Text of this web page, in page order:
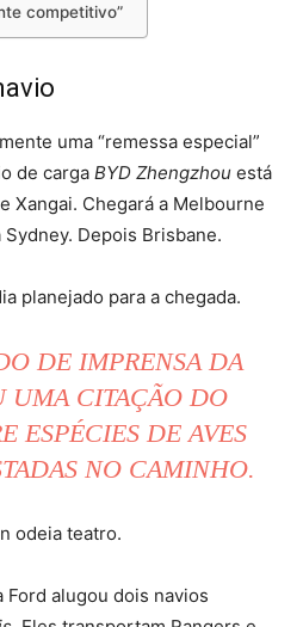
competitivo”
uma “remessa especial”
de carga BYD Zhengzhou está
Xangai. Chegará a Melbourne
Depois Brisbane.
planejado para a chegada.
DE IMPRENSA DA
UMA CITAÇÃO DO
ESPÉCIES DE AVES
NO CAMINHO.
odeia teatro.
Ford alugou dois navios